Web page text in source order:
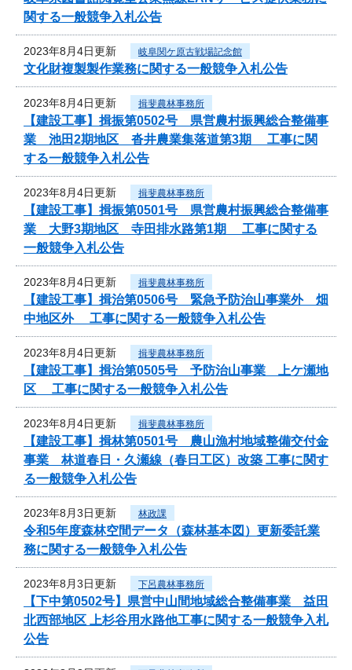
関する一般競争入札公告
2023年8月4日更新 岐阜関ケ原古戦場記念館
文化財複製製作業務に関する一般競争入札公告
2023年8月4日更新 揖斐農林事務所
【建設工事】揖振第0502号 県営農村振興総合整備事
業 池田2期地区 沓井農業集落道第3期 工事に関
する一般競争入札公告
2023年8月4日更新 揖斐農林事務所
【建設工事】揖振第0501号 県営農村振興総合整備事
業 大野3期地区 寺田排水路第1期 工事に関する
一般競争入札公告
2023年8月4日更新 揖斐農林事務所
【建設工事】揖治第0506号 緊急予防治山事業外 畑
中地区外 工事に関する一般競争入札公告
2023年8月4日更新 揖斐農林事務所
【建設工事】揖治第0505号 予防治山事業 上ケ瀬地
区 工事に関する一般競争入札公告
2023年8月4日更新 揖斐農林事務所
【建設工事】揖林第0501号 農山漁村地域整備交付金
事業 林道春日・久瀬線（春日工区）改築 工事に関す
る一般競争入札公告
2023年8月3日更新 林政課
令和5年度森林空間データ（森林基本図）更新委託業
務に関する一般競争入札公告
2023年8月3日更新 下呂農林事務所
【下中第0502号】県営中山間地域総合整備事業 益田
北西部地区 上杉谷用水路他工事に関する一般競争入札
公告